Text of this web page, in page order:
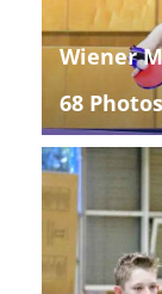
Wiener
68 Photos